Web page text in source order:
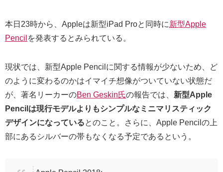
本日23時から、Appleは新型iPad Proと同時に新型Apple
Pencil を発表するとみられている。
現状では、新型Apple Pencilに関する情報が少ないため、ど
のように変わるのかはイマイチ想像がついていない状態だ
が、著名リーカーのBen Geskin氏の報告では、 新型Apple
Pencilは現行モデルよりもシンプルなミニマリスティック
デザインになっているとのこと。さらに、Apple Pencilの上
部にあるシルバーの帯もなくなる予定であるという。